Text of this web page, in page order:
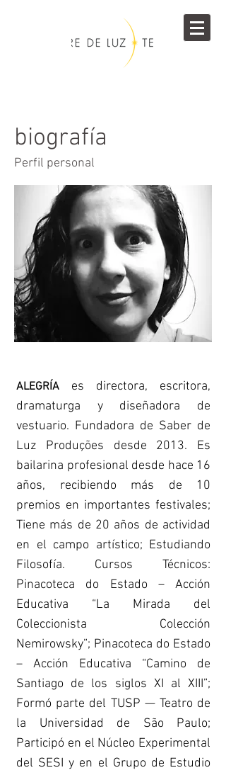
biografía
Perfil personal
ALEGRÍA
es directora, escritora,
dramaturga y diseñadora de
vestuario. Fundadora de Saber de
Luz Produções desde 2013. Es
bailarina profesional desde hace 16
años, recibiendo más de 10
premios en importantes festivales;
Tiene más de 20 años de actividad
en el campo artístico; Estudiando
Filosofía. Cursos Técnicos:
Pinacoteca do Estado – Acción
Educativa “La Mirada del
Coleccionista Colección
Nemirowsky”; Pinacoteca do Estado
– Acción Educativa “Camino de
Santiago de los siglos XI al XIII”;
Formó parte del TUSP — Teatro de
la Universidad de São Paulo;
Participó en el Núcleo Experimental
del SESI y en el Grupo de Estudio